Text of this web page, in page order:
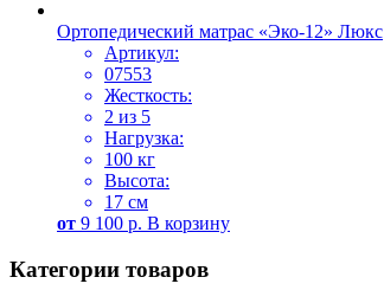
Ортопедический матрас «Эко-12» Люкс
Артикул:
07553
Жесткость:
2 из 5
Нагрузка:
100 кг
Высота:
17 см
от 9 100 р. В корзину
Категории товаров